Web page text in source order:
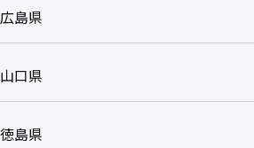
広島県
山口県
徳島県